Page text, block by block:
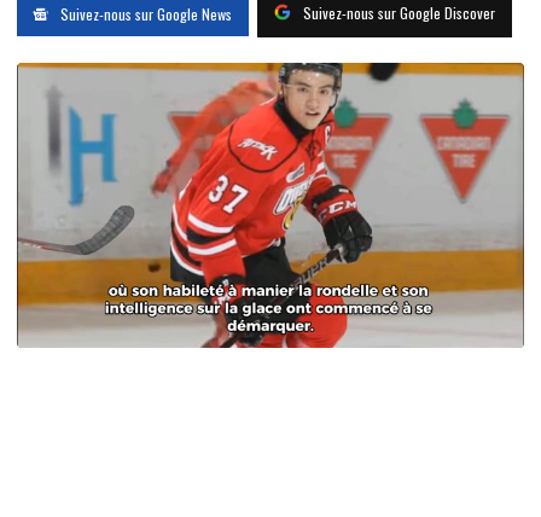
Suivez-nous sur Google News Suivez-nous sur Google Discover